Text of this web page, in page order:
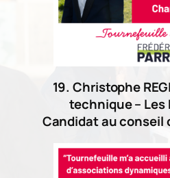
19. Christophe
technique – Les
Candidat au